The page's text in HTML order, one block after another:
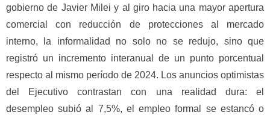
gobierno de Javier Milei y al giro hacia una mayor apertura
comercial con reducción de protecciones al mercado
interno, la informalidad no solo no se redujo, sino que
registró un incremento interanual de un punto porcentual
respecto al mismo período de 2024. Los anuncios optimistas
del Ejecutivo contrastan con una realidad dura: el
desempleo subió al 7,5%, el empleo formal se estancó o